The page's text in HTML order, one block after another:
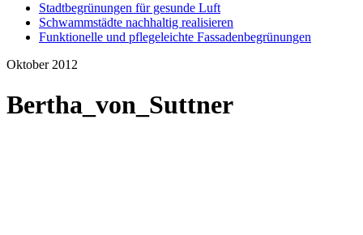
Stadtbegrünungen für gesunde Luft
Schwammstädte nachhaltig realisieren
Funktionelle und pflegeleichte Fassadenbegrünungen
Oktober 2012
Bertha_von_Suttner